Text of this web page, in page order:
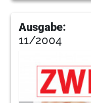
Ausgabe:
11/2004